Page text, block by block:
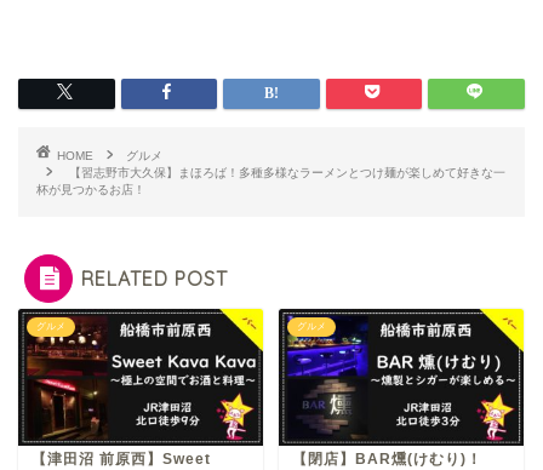
HOME
グルメ
【習志野市大久保】まほろば！多種多様なラーメンとつけ麺が楽しめて好きな一
杯が見つかるお店！
RELATED POST
グルメ
【津田沼 前原西】Sweet
グルメ
【閉店】BAR燻(けむり)！